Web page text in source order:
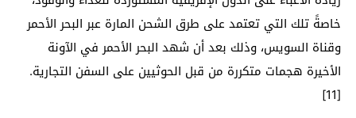
خاصةً تلك التي تعتمد على طرق الشحن المارة عبر البحر الأحمر
وقناة السويس، وذلك بعد أن شهد البحر الأحمر في الآونة
الأخيرة هجمات متكررة من قبل الحوثيين على السفن التجارية.
[11]